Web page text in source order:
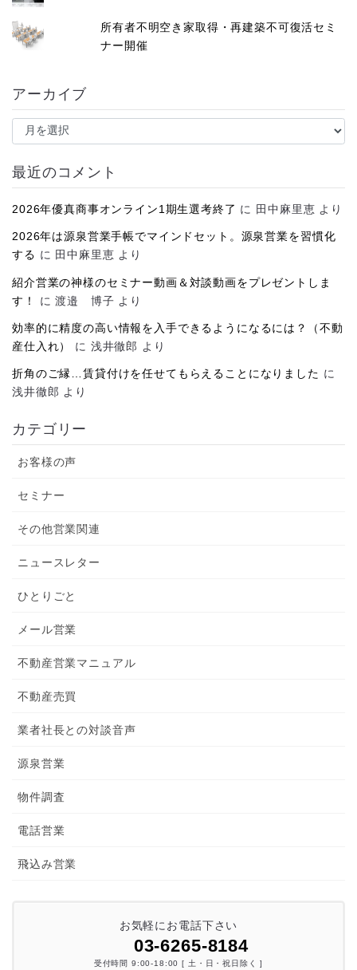
所有者不明空き家取得・再建築不可復活セミ
ナー開催
アーカイブ
ア
イ
最近のコメント
2026年優真商事オンライン1期生選考終了 に 田中麻里恵 より
2026年は源泉営業手帳でマインドセット。源泉営業を習慣化
する に 田中麻里恵 より
紹介営業の神様のセミナー動画＆対談動画をプレゼントしま
す！
に渡邉 博子 より
効率的に精度の高い情報を入手できるようになるには？（不動
産仕入れ）
に 浅井徹郎 より
折角のご縁…賃貸付けを任せてもらえることになりました に
浅井徹郎 より
カテゴリー
お客様の声
セミナー
その他営業関連
ニュースレター
ひとりごと
メール営業
不動産営業マニュアル
不動産売買
業者社長との対談音声
源泉営業
物件調査
電話営業
飛込み営業
お気軽にお電話下さい
03-6265-8184
受付時間 9:00-18:00 [ 土・日・祝日除く ]